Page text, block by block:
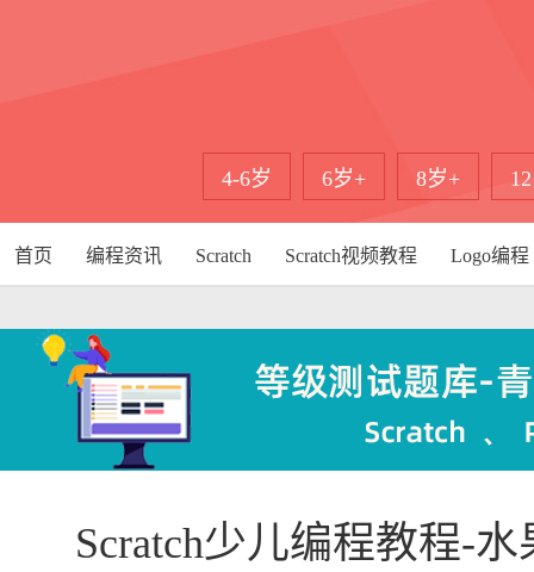
4-6岁 6岁+ 8岁+
首页 编程资讯 Scratch Scratch视频教程 Logo编程
Scratch少儿编程教程-